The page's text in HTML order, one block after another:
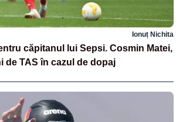
Ionuț Nichita
căpitanul lui Sepsi. Cosmin Matei,
de TAS în cazul de dopaj